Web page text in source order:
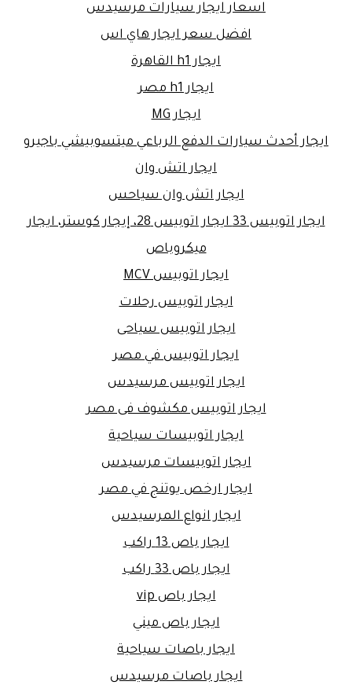
اسعار ايجار سيارات مرسيدس
افضل سعر ايجار هاي اس
ايجار h1 القاهرة
ايجار h1 مصر
ايجار MG
ايجار أحدث سيارات الدفع الرباعي ميتسوبيشي باجيرو
ايجار اتش وان
ايجار اتش وان سياحس
ايجار اتوبيس 33 ايجار اتوبيس 28، إيجار كوستر، ايجار
ميكروباص
ايجار اتوبيس MCV
ايجار اتوبيس رحلات
ايجار اتوبيس سياحى
ايجار اتوبيس في مصر
ايجار اتوبيس مرسيدس
ايجار اتوبيس مكشوف فى مصر
ايجار اتوبيسات سياحية
ايجار اتوبيسات مرسيدس
ايجار ارخص يوتنج في مصر
ايجار انواع المرسيدس
ايجار باص 13 راكب
ايجار باص 33 راكب
ايجار باص vip
ايجار باص ميني
ايجار باصات سياحية
ايجار باصات مرسيدس